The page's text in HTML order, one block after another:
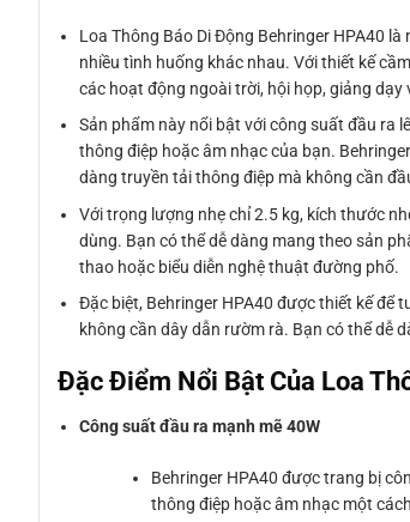
Loa Thông Báo Di Động Behringer HPA40
nhiều tình huống khác nhau. Với thiết kế
các hoạt động ngoài trời, hội họp, giảng dạy
Sản phẩm này nổi bật với công suất đầu ra
thông điệp hoặc âm nhạc của bạn.
dàng truyền tải thông điệp mà không cần
Với trọng lượng nhẹ chỉ 2.5 kg, kích thước
dùng. Bạn có thể dễ dàng mang theo sản
thao hoặc biểu diễn nghệ thuật đường phố.
Đặc biệt, Behringer HPA40 được thiết kế để
không cần dây dẫn rườm rà. Bạn có thể dễ
Đặc Điểm Nổi Bật Của Loa
Công suất đầu ra mạnh mẽ 40W
Behringer HPA40 được trang bị
thông điệp hoặc âm nhạc một